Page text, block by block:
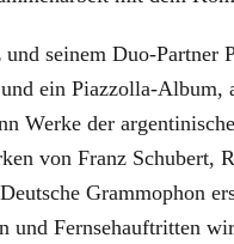
seinem Duo-Partner
ein Piazzolla-Album,
Werke der
von Franz Schubert,
Grammophon
und Fernsehauftritten